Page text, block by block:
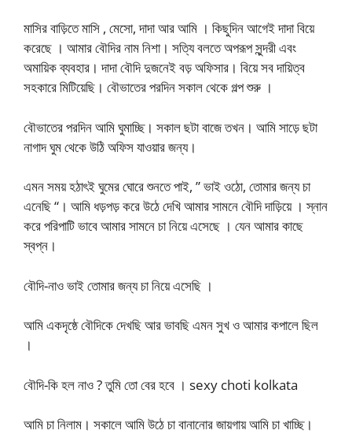
মাসির বাড়িতে মাসি , মেসো, দাদা আর আমি । কিছুদিন আগেই দাদা বিয়ে
করেছে । আমার বৌদির নাম নিশা। সত্যি বলতে অপরূপ সুন্দরী এবং
অমায়িক ব্যবহার। দাদা বৌদি দুজনেই বড় অফিসার। বিয়ে সব দায়িত্ব
সহকারে মিটিয়েছি। বৌভাতের পরদিন সকাল থেকে গল্প শুরু ।
বৌভাতের পরদিন আমি ঘুমাচ্ছি। সকাল ছটা বাজে তখন। আমি সাড়ে ছটা
নাগাদ ঘুম থেকে উঠি অফিস যাওয়ার জন্য।
এমন সময় হঠাৎই ঘুমের ঘোরে শুনতে পাই, ” ভাই ওঠো, তোমার জন্য চা
এনেছি “। আমি ধড়পড় করে উঠে দেখি আমার সামনে বৌদি দাড়িয়ে । স্নান
করে পরিপাটি ভাবে আমার সামনে চা নিয়ে এসেছে । যেন আমার কাছে
স্বপ্ন।
বৌদি-নাও ভাই তোমার জন্য চা নিয়ে এসেছি ।
আমি একদৃষ্ঠে বৌদিকে দেখছি আর ভাবছি এমন সুখ ও আমার কপালে ছিল
।
বৌদি-কি হল নাও ? তুমি তো বের হবে । sexy choti kolkata
আমি চা নিলাম। সকালে আমি উঠে চা বানানোর জায়গায় আমি চা খাচ্ছি।